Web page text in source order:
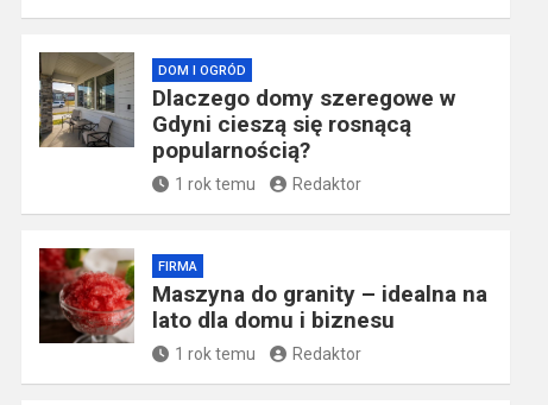
DOM I OGRÓD
Dlaczego domy szeregowe w
Gdyni cieszą się rosnącą
popularnością?
1 rok temu Redaktor
FIRMA
​Maszyna do granity – idealna na
lato dla domu i biznesu
1 rok temu Redaktor